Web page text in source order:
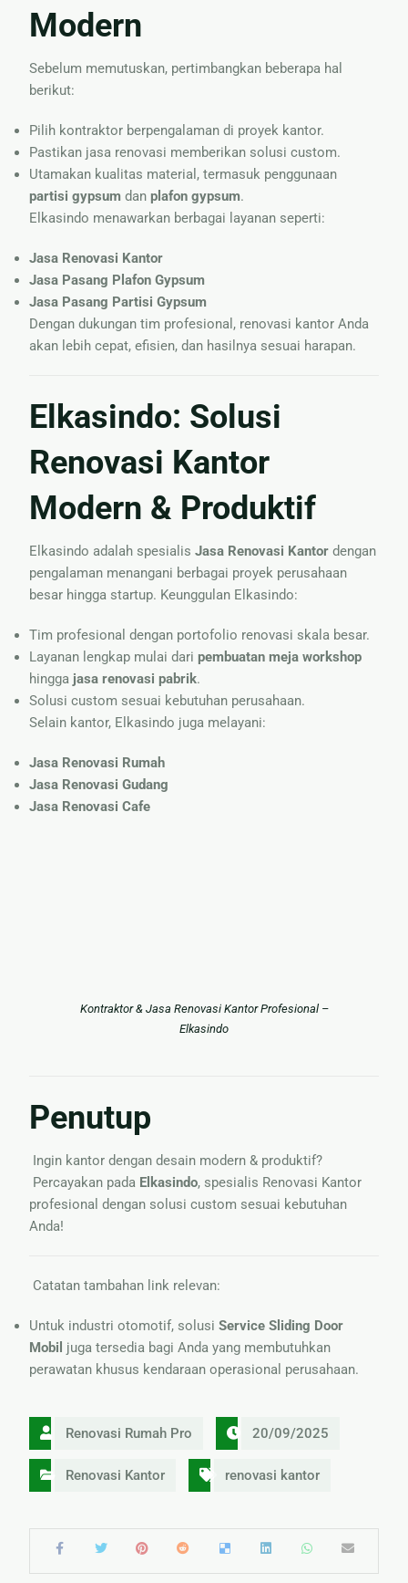
Modern
Sebelum memutuskan, pertimbangkan beberapa hal
berikut:
Pilih kontraktor berpengalaman di proyek kantor.
Pastikan jasa renovasi memberikan solusi custom.
Utamakan kualitas material, termasuk penggunaan
partisi gypsum danplafon gypsum.
Elkasindo menawarkan berbagai layanan seperti:
Jasa Renovasi Kantor
Jasa Pasang Plafon Gypsum
Jasa Pasang Partisi Gypsum
Dengan dukungan tim profesional, renovasi kantor Anda
akan lebih cepat, efisien, dan hasilnya sesuai harapan.
Elkasindo: Solusi
Renovasi Kantor
Modern & Produktif
Elkasindo adalah spesialisJasa Renovasi Kantor dengan
pengalaman menangani berbagai proyek perusahaan
besar hingga startup. Keunggulan Elkasindo:
Tim profesional dengan portofolio renovasi skala besar.
Layanan lengkap mulai daripembuatan meja workshop
hingga jasa renovasi pabrik.
Solusi custom sesuai kebutuhan perusahaan.
Selain kantor, Elkasindo juga melayani:
Jasa Renovasi Rumah
Jasa Renovasi Gudang
Jasa Renovasi Cafe
Kontraktor & Jasa Renovasi Kantor Profesional –
Elkasindo
Penutup
Ingin kantor dengan desain modern & produktif?
Percayakan pada Elkasindo, spesialis Renovasi Kantor
profesional dengan solusi custom sesuai kebutuhan
Anda!
Catatan tambahan link relevan:
Untuk industri otomotif, solusiService Sliding Door
Mobil juga tersedia bagi Anda yang membutuhkan
perawatan khusus kendaraan operasional perusahaan.
Renovasi Rumah Pro 20/09/2025
Renovasi Kantor renovasi kantor